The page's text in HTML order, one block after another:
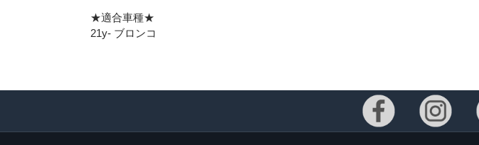
★適合車種★
21y- ブロンコ